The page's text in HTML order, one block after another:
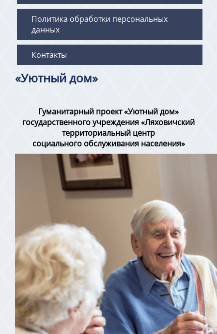
Политика обработки персональных
данных
Контакты
«Уютный дом»
Гуманитарный проект«Уютный дом»
государственного учреждения «Ляховичский
территориальный центр
социального обслуживания населения»